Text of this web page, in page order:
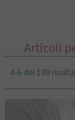
Articoli
4-6 dei 109